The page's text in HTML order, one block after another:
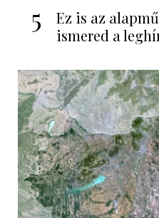
5
Ez is az
ismered a